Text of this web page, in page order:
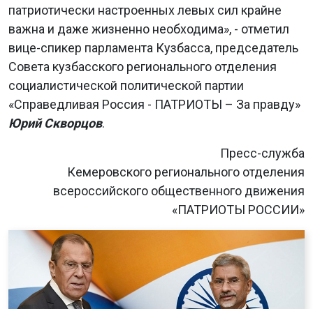
патриотически настроенных левых сил крайне
важна и даже жизненно необходима», - отметил
вице-спикер парламента Кузбасса, председатель
Совета кузбасского регионального отделения
социалистической политической партии
«Справедливая Россия - ПАТРИОТЫ – За правду»
Юрий Скворцов.
Пресс-служба
Кемеровского регионального отделения
всероссийского общественного движения
«ПАТРИОТЫ РОССИИ»